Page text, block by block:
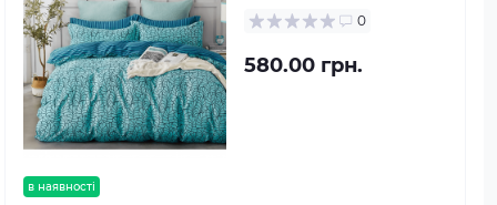
в наявності
0
580.00 грн.